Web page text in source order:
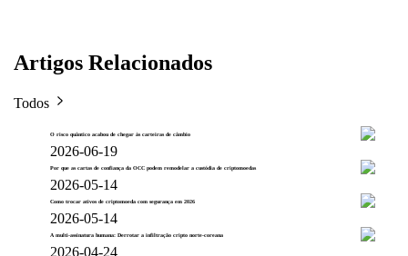
Artigos Relacionados
Todos
O risco quântico acabou de chegar às carteiras de câmbio
2026-06-19
Por que as cartas de confiança da OCC podem remodelar a custódia de criptomoedas
2026-05-14
Como trocar ativos de criptomoeda com segurança em 2026
2026-05-14
A multi-assinatura humana: Derrotar a infiltração cripto norte-coreana
2026-04-24